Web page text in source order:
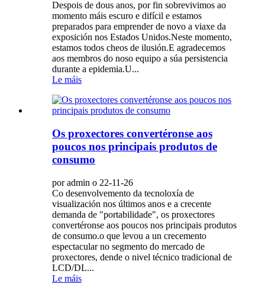
Despois de dous anos, por fin sobrevivimos ao
momento máis escuro e difícil e estamos
preparados para emprender de novo a viaxe da
exposición nos Estados Unidos.Neste momento,
estamos todos cheos de ilusión.E agradecemos
aos membros do noso equipo a súa persistencia
durante a epidemia.U...
Le máis
Os proxectores convertéronse aos
poucos nos principais produtos de
consumo
por admin o 22-11-26
Co desenvolvemento da tecnoloxía de
visualización nos últimos anos e a crecente
demanda de "portabilidade", os proxectores
convertéronse aos poucos nos principais produtos
de consumo.o que levou a un crecemento
espectacular no segmento do mercado de
proxectores, dende o nivel técnico tradicional de
LCD/DL...
Le máis